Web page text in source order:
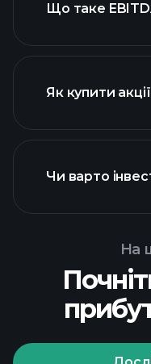
Що таке
фінансових
Як купити
Чи варто
На